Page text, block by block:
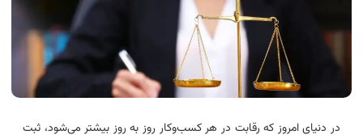
در دنیای امروز که رقابت در هر کسب‌وکار روز به روز بیشتر می‌شود، ثبت